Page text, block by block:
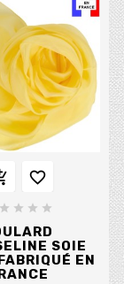

   
SOIE
EN